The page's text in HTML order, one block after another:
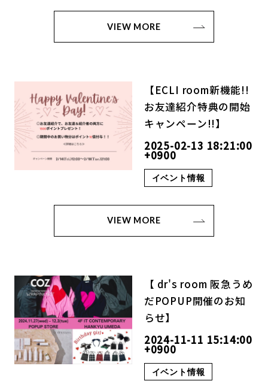
VIEW MORE
【ECLI room新機能!!
お友達紹介特典の開始
キャンペーン!!】
2025-02-13 18:21:00
+0900
イベント情報
VIEW MORE
【 dr's room 阪急うめ
だPOPUP開催のお知
らせ】
2024-11-11 15:14:00
+0900
イベント情報